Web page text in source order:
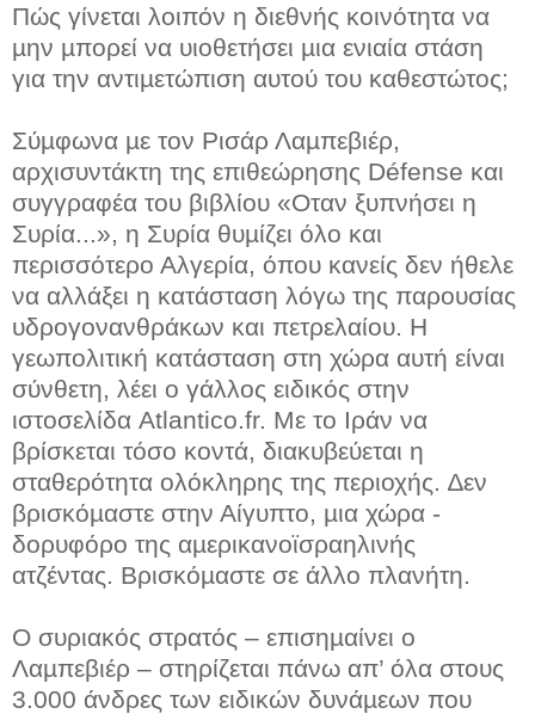
Πώς γίνεται λοιπόν η διεθνής κοινότητα να
µην µπορεί να υιοθετήσει µια ενιαία στάση
για την αντιµετώπιση αυτού του καθεστώτος;
Σύµφωνα µε τον Ρισάρ Λαµπεβιέρ,
αρχισυντάκτη της επιθεώρησης Défense και
συγγραφέα του βιβλίου «Οταν ξυπνήσει η
Συρία...», η Συρία θυµίζει όλο και
περισσότερο Αλγερία, όπου κανείς δεν ήθελε
να αλλάξει η κατάσταση λόγω της παρουσίας
υδρογονανθράκων και πετρελαίου. Η
γεωπολιτική κατάσταση στη χώρα αυτή είναι
σύνθετη, λέει ο γάλλος ειδικός στην
ιστοσελίδα Atlantico.fr. Με το Ιράν να
βρίσκεται τόσο κοντά, διακυβεύεται η
σταθερότητα ολόκληρης της περιοχής. ∆εν
βρισκόµαστε στην Αίγυπτο, µια χώρα -
δορυφόρο της αµερικανοϊσραηλινής
ατζέντας. Βρισκόµαστε σε άλλο πλανήτη.
Ο συριακός στρατός – επισηµαίνει ο
Λαµπεβιέρ – στηρίζεται πάνω απ’ όλα στους
3.000 άνδρες των ειδικών δυνάµεων που